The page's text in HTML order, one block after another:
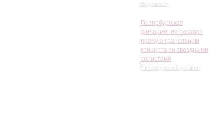
Ведомости
Петербургская
филармония покажет
прямую трансляцию
концерта со звездными
солистами
Петербургский дневник